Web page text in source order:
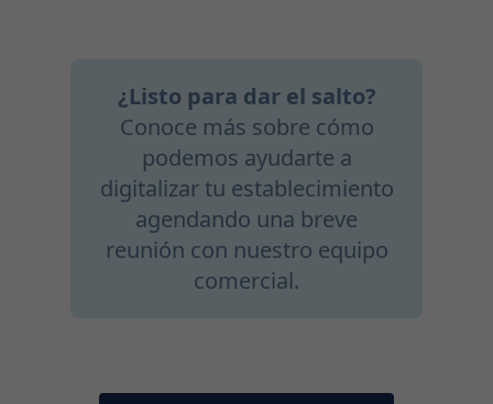
¿Listo para dar el salto?
Conoce más sobre cómo
podemos ayudarte a
digitalizar tu establecimiento
agendando una breve
reunión con nuestro equipo
comercial.